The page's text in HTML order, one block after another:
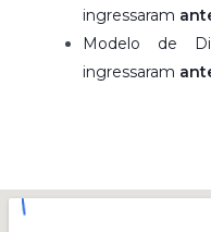
ingressaram
Modelo de
ingressaram